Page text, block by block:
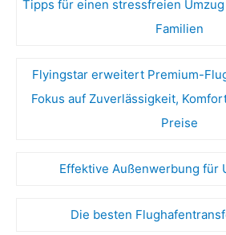
Tipps für einen stressfreien
Familien
Flyingstar erweitert Premium-
Fokus auf Zuverlässigkeit,
Preise
Effektive Außenwerbung für
Die besten